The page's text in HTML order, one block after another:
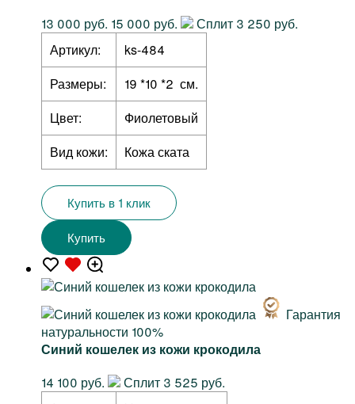
13 000 руб. 15 000 руб.
Сплит 3 250 руб.
Артикул:
ks-484
Размеры:
19 *10 *2 см.
Цвет:
Фиолетовый
Вид кожи:
Кожа ската
Купить в 1 клик
Купить
Гарантия
натуральности 100%
Синий кошелек из кожи крокодила
14 100 руб.
Сплит 3 525 руб.